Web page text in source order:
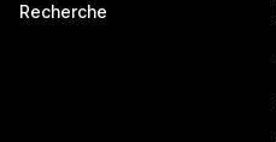
Recherche